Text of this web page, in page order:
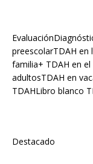
preescolarTDAH en
familia+ TDAH en
adultosTDAH en
TDAHLibro blanco
Destacado